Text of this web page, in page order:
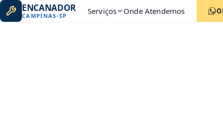
ENCANADOR
CAMPINAS-SP Serviços Onde Atendemos